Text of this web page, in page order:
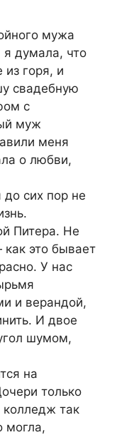
мужа
я думала, что
горя, и
свадебную
с
муж
меня
о любви,
до сих пор не
Питера. Не
это бывает
У нас
и верандой,
И двое
шумом,
на
только
колледж так
могла,